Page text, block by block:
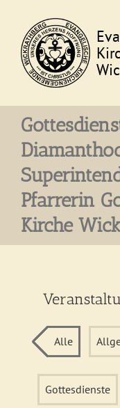
content
Pfarrerin
Kirche
Alle
Gottesdienste